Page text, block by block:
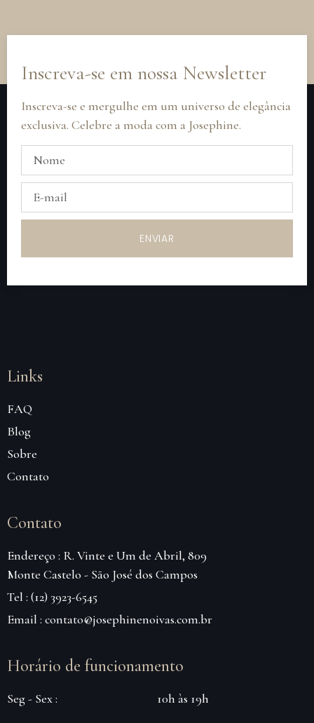
Inscreva-se em nossa Newsletter
Inscreva-se e mergulhe em um universo de elegância
exclusiva. Celebre a moda com a Josephine.
ENVIAR
Links
FAQ
Blog
Sobre
Contato
Contato
Endereço : R. Vinte e Um de Abril, 809
Monte Castelo - São José dos Campos
Tel : (12) 3923-6545
Email : contato@josephinenoivas.com.br
Horário de funcionamento
Seg - Sex :
10h às 19h